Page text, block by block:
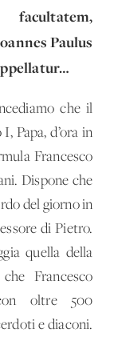
facultatem,
Paulus
che il
Papa, d’ora in
Francesco
Dispone che
del giorno in
di Pietro.
quella della
Francesco
oltre 500
e diaconi.